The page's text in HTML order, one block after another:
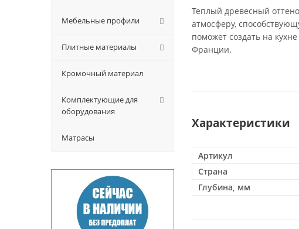
Теплый древесный
атмосферу,
поможет создать на
Франции.
Характеристики
Артикул
Страна
Глубина, мм
Мебельные профили
Плитные материалы
Кромочный материал
Комплектующие для
оборудования
Матрасы